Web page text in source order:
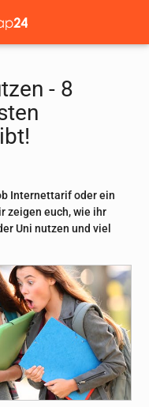
- 8
Internettarif oder ein
zeigen euch, wie ihr
Uni nutzen und viel